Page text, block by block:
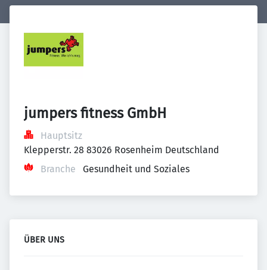
jumpers fitness GmbH
Hauptsitz
Klepperstr. 28 83026 Rosenheim Deutschland
Branche
Gesundheit und Soziales
ÜBER UNS